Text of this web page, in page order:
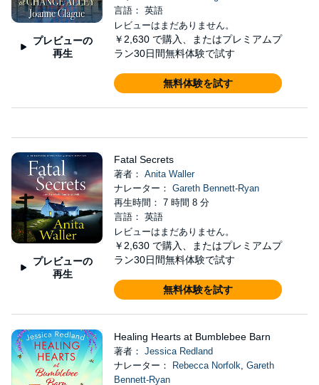
プレビューの
再生
言語： 英語
レビューはまだありません。
￥2,630 で購入、またはプレミアムプ
ラン30日間無料体験で試す
無料体験を試す
プレビューの
再生
Fatal Secrets
著者： Anita Waller
ナレーター： Gareth Bennett-Ryan
再生時間： 7 時間 8 分
言語： 英語
レビューはまだありません。
￥2,630 で購入、またはプレミアムプ
ラン30日間無料体験で試す
無料体験を試す
Healing Hearts at Bumblebee Barn
著者： Jessica Redland
ナレーター：
Rebecca Norfolk, Gareth
Bennett-Ryan